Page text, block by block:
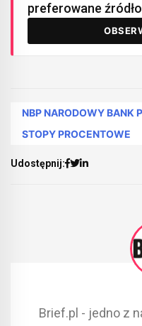
preferowane
NBP NARODOWY BANK
STOPY PROCENTOWE
Udostępnij:
Brief.pl - jedno z